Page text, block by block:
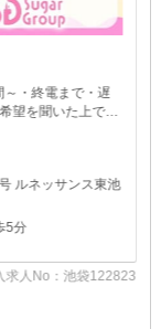
・終電まで・遅
を聞いた上で決
勤ももちろんOK
ルネッサンス東池
5分
求人No：池袋122823